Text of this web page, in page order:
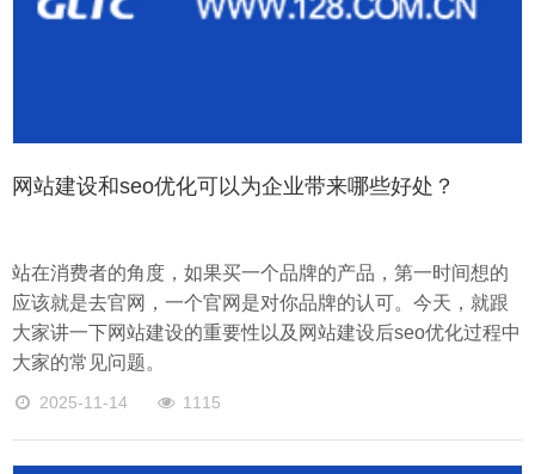
网站建设和seo优化可以为企业带来哪些好处？
站在消费者的角度，如果买一个品牌的产品，第一时间想的
应该就是去官网，一个官网是对你品牌的认可。今天，就跟
大家讲一下网站建设的重要性以及网站建设后seo优化过程中
大家的常见问题。
2025-11-14 1115